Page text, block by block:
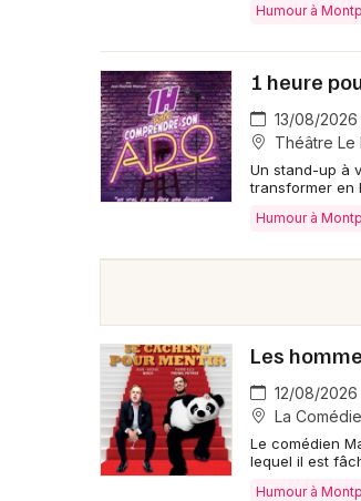
Humour à
1 heure
13/08/
Théâtre Le
Un stand-up à
transformer en
Humour à
Les
12/08/
La
Le comédien
lequel il est
Humour à